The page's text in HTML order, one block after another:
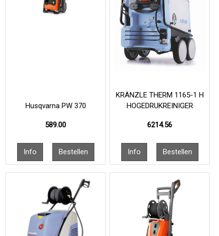
Husqvarna PW 370
589.00
KRÄNZLE THERM 1165-1 H
HOGEDRUKREINIGER
6214.56